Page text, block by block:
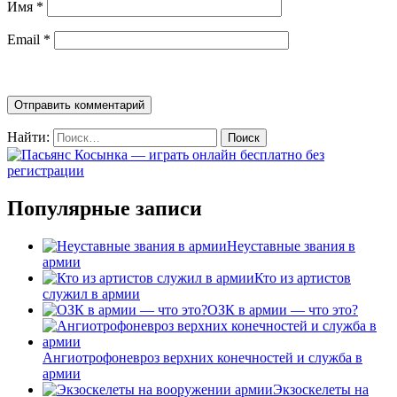
Имя *
Email *
Найти:
Популярные записи
Неуставные звания в
армии
Кто из артистов
служил в армии
ОЗК в армии — что это?
Ангиотрофоневроз верхних конечностей и служба в
армии
Экзоскелеты на